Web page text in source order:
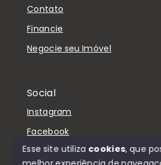
Contato
Financie
Negocie seu Imóvel
Social
Instagram
Facebook
Esse site utiliza cookies, que